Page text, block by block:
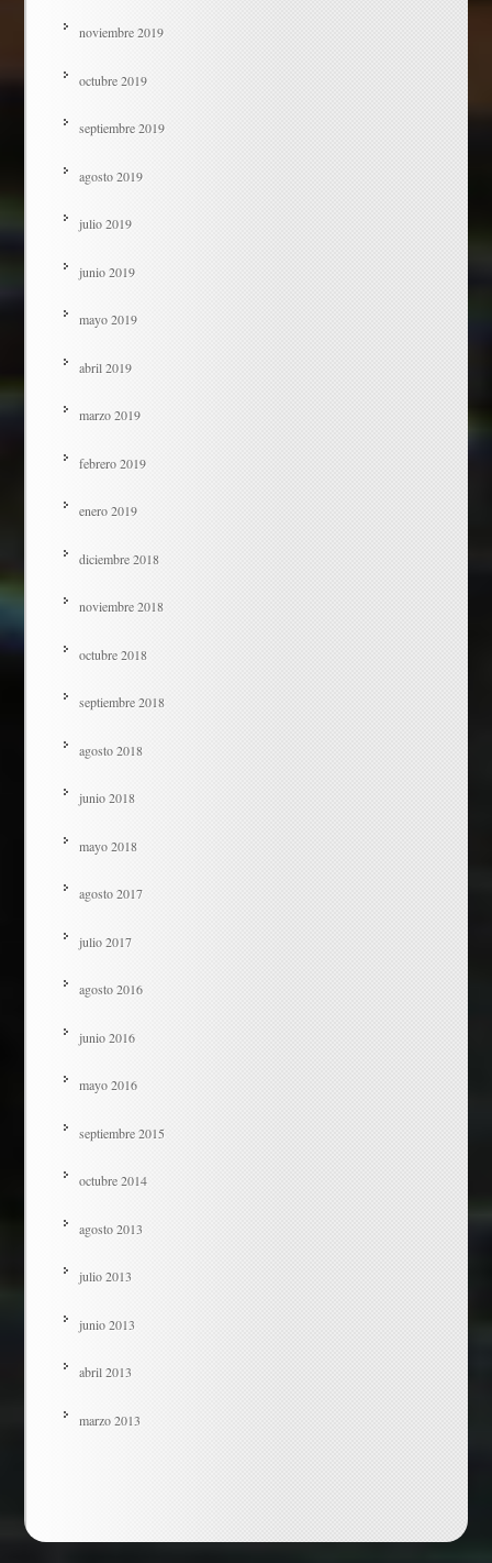
noviembre 2019
octubre 2019
septiembre 2019
agosto 2019
julio 2019
junio 2019
mayo 2019
abril 2019
marzo 2019
febrero 2019
enero 2019
diciembre 2018
noviembre 2018
octubre 2018
septiembre 2018
agosto 2018
junio 2018
mayo 2018
agosto 2017
julio 2017
agosto 2016
junio 2016
mayo 2016
septiembre 2015
octubre 2014
agosto 2013
julio 2013
junio 2013
abril 2013
marzo 2013